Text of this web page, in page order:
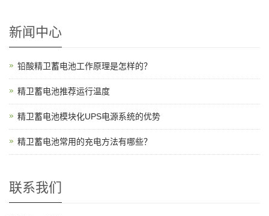
新闻中心
铅酸精卫蓄电池工作原理是怎样的？
精卫蓄电池推荐运行温度
精卫蓄电池模块化UPS电源系统的优势
精卫蓄电池常用的充电方法有哪些？
联系我们